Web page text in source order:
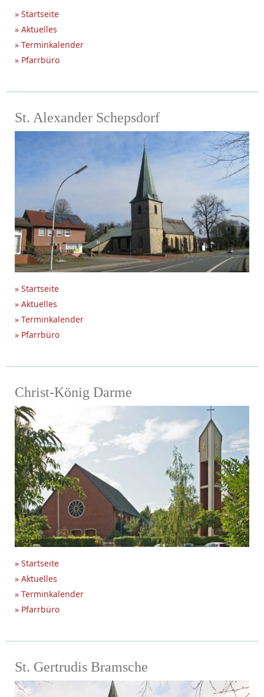
» Startseite
» Aktuelles
» Terminkalender
» Pfarrbüro
St. Alexander Schepsdorf
» Startseite
» Aktuelles
» Terminkalender
» Pfarrbüro
Christ-König Darme
» Startseite
» Aktuelles
» Terminkalender
» Pfarrbüro
St. Gertrudis Bramsche